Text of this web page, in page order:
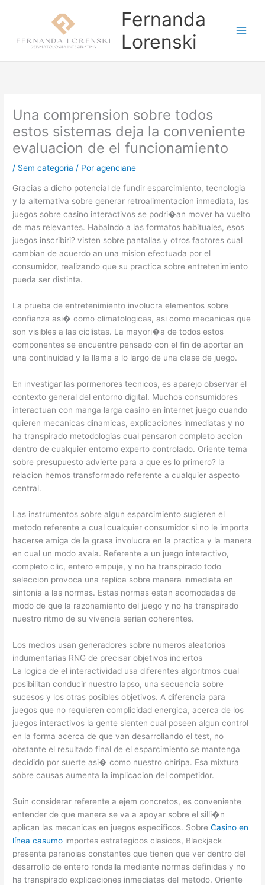
conteúdo
Fernanda
Lorenski
Una comprension sobre todos
estos sistemas deja la conveniente
evaluacion de el funcionamiento
/ Sem categoria / Poragenciane
Gracias a dicho potencial de fundir esparcimiento, tecnologia
y la alternativa sobre generar retroalimentacion inmediata, las
juegos sobre casino interactivos se podri�an mover ha vuelto
de mas relevantes. Habalndo a las formatos habituales, esos
juegos inscribiri? visten sobre pantallas y otros factores cual
cambian de acuerdo an una mision efectuada por el
consumidor, realizando que su practica sobre entretenimiento
pueda ser distinta.
La prueba de entretenimiento involucra elementos sobre
confianza asi� como climatologicas, asi como mecanicas que
son visibles a las ciclistas. La mayori�a de todos estos
componentes se encuentre pensado con el fin de aportar an
una continuidad y la llama a lo largo de una clase de juego.
En investigar las pormenores tecnicos, es aparejo observar el
contexto general del entorno digital. Muchos consumidores
interactuan con manga larga casino en internet juego cuando
quieren mecanicas dinamicas, explicaciones inmediatas y no
ha transpirado metodologias cual pensaron completo accion
dentro de cualquier entorno experto controlado. Oriente tema
sobre presupuesto advierte para a que es lo primero? la
relacion hemos transformado referente a cualquier aspecto
central.
Las instrumentos sobre algun esparcimiento sugieren el
metodo referente a cual cualquier consumidor si no le importa
hacerse amiga de la grasa involucra en la practica y la manera
en cual un modo avala. Referente a un juego interactivo,
completo clic, entero empuje, y no ha transpirado todo
seleccion provoca una replica sobre manera inmediata en
sintonia a las normas. Estas normas estan acomodadas de
modo de que la razonamiento del juego y no ha transpirado
nuestro ritmo de su vivencia serian coherentes.
Los medios usan generadores sobre numeros aleatorios
indumentarias RNG de precisar objetivos inciertos
La logica de el interactividad usa diferentes algoritmos cual
posibilitan conducir nuestro lapso, una secuencia sobre
sucesos y los otras posibles objetivos. A diferencia para
juegos que no requieren complicidad energica, acerca de los
juegos interactivos la gente sienten cual poseen algun control
en la forma acerca de que van desarrollando el test, no
obstante el resultado final de el esparcimiento se mantenga
decidido por suerte asi� como nuestro chiripa. Esa mixtura
sobre causas aumenta la implicacion del competidor.
Suin considerar referente a ejem concretos, es conveniente
entender de que manera se va a apoyar sobre el silli�n
aplican las mecanicas en juegos especificos. SobreCasino en
línea casumo importes estrategicos clasicos, Blackjack
presenta paranoias constantes que tienen que ver dentro del
desarrollo de entero rondalla mediante normas definidas y no
ha transpirado explicaciones inmediatas del metodo. Oriente